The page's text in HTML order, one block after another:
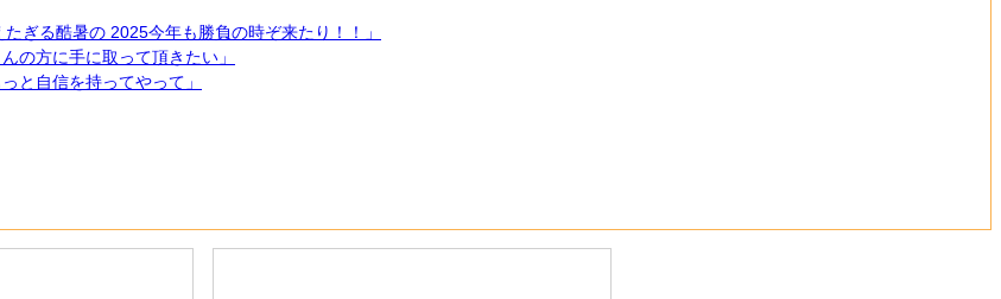
ぎる酷暑の 2025今年も勝負の時ぞ来たり！！」
の方に手に取って頂きたい」
と自信を持ってやって」